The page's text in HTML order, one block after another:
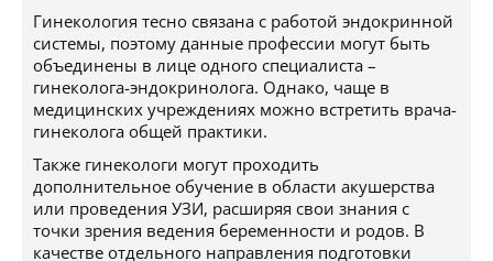
Гинекология тесно связана с работой эндокринной
системы, поэтому данные профессии могут быть
объединены в лице одного специалиста –
гинеколога-эндокринолога. Однако, чаще в
медицинских учреждениях можно встретить врача-
гинеколога общей практики.
Также гинекологи могут проходить
дополнительное обучение в области акушерства
или проведения УЗИ, расширяя свои знания с
точки зрения ведения беременности и родов. В
качестве отдельного направления подготовки